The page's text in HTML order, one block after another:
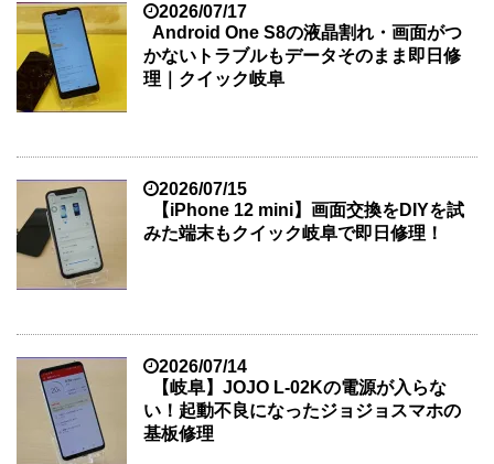
2026/07/17
Android One S8の液晶割れ・画面がつ
かないトラブルもデータそのまま即日修
理｜クイック岐阜
2026/07/15
【iPhone 12 mini】画面交換をDIYを試
みた端末もクイック岐阜で即日修理！
2026/07/14
【岐阜】JOJO L-02Kの電源が入らな
い！起動不良になったジョジョスマホの
基板修理